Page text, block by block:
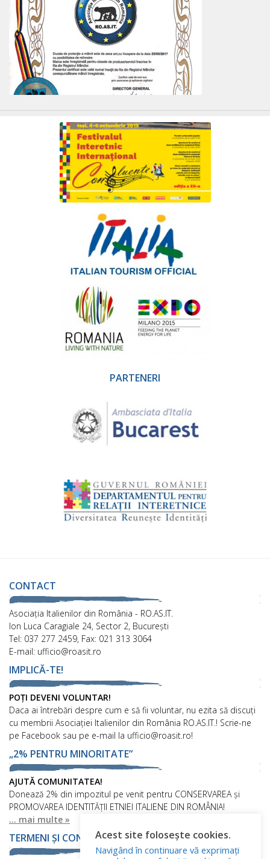
PARTENERI
CONTACT
Asociaţia Italienilor din România - RO.AS.IT.
Ion Luca Caragiale 24, Sector 2, București
Tel: 037 277 2459, Fax: 021 313 3064
E-mail: ufficio@roasit.ro
IMPLICĂ-TE!
POȚI DEVENI VOLUNTAR!
Daca ai întrebări despre cum e să fii voluntar, nu ezita să discuți
cu membrii Asociației Italienilor din România RO.AS.IT.! Scrie-ne
pe Facebook sau pe e-mail la ufficio@roasit.ro!
„2% PENTRU MINORITATE”
AJUTĂ COMUNITATEA!
Donează 2% din impozitul pe venit pentru CONSERVAREA și
PROMOVAREA IDENTITĂȚII ETNIEI ITALIENE DIN ROMÂNIA!
... mai multe »
TERMENI ȘI CONDIȚIIAcest site folosește cookies.
Navigând în continuare vă exprimați